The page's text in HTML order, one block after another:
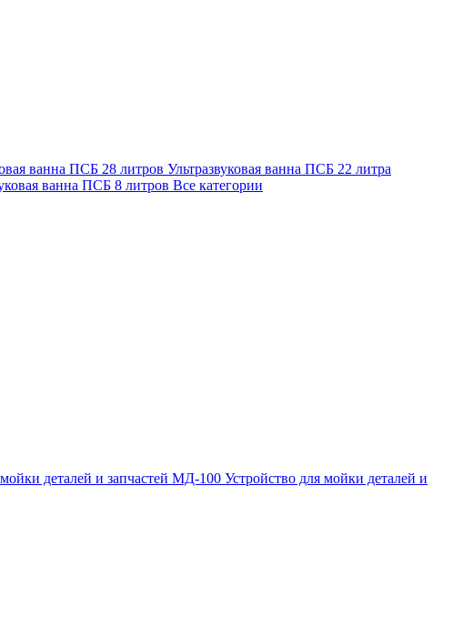
ванна ПСБ 28 литров Ультразвуковая ванна ПСБ 22 литра
ванна ПСБ 8 литров Все категории
деталей и запчастей МД-100 Устройство для мойки деталей и